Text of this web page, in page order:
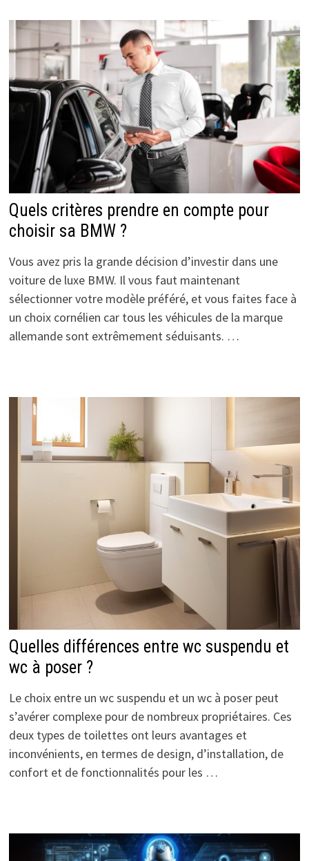
Quels critères prendre en compte pour
choisir sa BMW ?
Vous avez pris la grande décision d’investir dans une
voiture de luxe BMW. Il vous faut maintenant
sélectionner votre modèle préféré, et vous faites face à
un choix cornélien car tous les véhicules de la marque
allemande sont extrêmement séduisants. …
Quelles différences entre wc suspendu et
wc à poser ?
Le choix entre un wc suspendu et un wc à poser peut
s’avérer complexe pour de nombreux propriétaires. Ces
deux types de toilettes ont leurs avantages et
inconvénients, en termes de design, d’installation, de
confort et de fonctionnalités pour les …